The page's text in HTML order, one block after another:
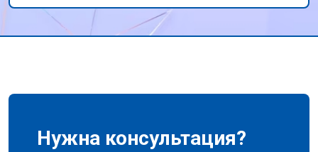
профессионализм и внимание к клиентам!
Нужна консультация?